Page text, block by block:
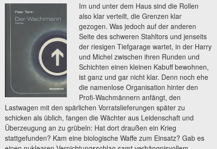
Im und unter dem Haus sind die Rollen
also klar verteilt, die Grenzen klar
gezogen. Was jedoch auf der anderen
Seite des schweren Stahltors und jenseits
der riesigen Tiefgarage wartet, in der Harry
und Michel zwischen ihren Runden und
Schichten einen kleinen Kabuff bewohnen,
ist ganz und gar nicht klar. Denn noch ehe
die namenlose Organisation hinter den
Profi-Wachmännern anfängt, den
Lastwagen mit den spärlichen Vorratslieferungen später zu
schicken als üblich, fangen die Wächter aus Leidenschaft und
Überzeugung an zu grübeln: Hat dort draußen ein Krieg
stattgefunden? Kam eine biologische Waffe zum Einsatz? Gab es